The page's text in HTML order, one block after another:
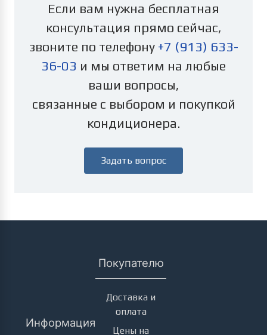
Если вам нужна бесплатная
консультация прямо сейчас,
звоните по телефону +7 (913) 633-
36-03 и мы ответим на любые
ваши вопросы,
связанные с выбором и покупкой
кондиционера.
Задать вопрос
Информация
Покупателю
Доставка и
оплата
Цены на